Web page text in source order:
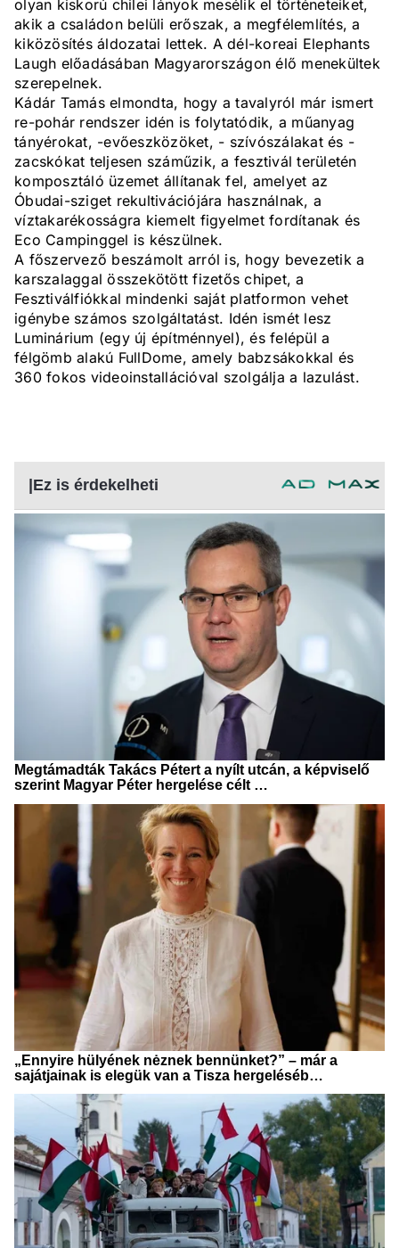
olyan kiskorú chilei lányok mesélik el történeteiket,
akik a családon belüli erőszak, a megfélemlítés, a
kiközösítés áldozatai lettek. A dél-koreai Elephants
Laugh előadásában Magyarországon élő menekültek
szerepelnek.
Kádár Tamás elmondta, hogy a tavalyról már ismert
re-pohár rendszer idén is folytatódik, a műanyag
tányérokat, -evőeszközöket, - szívószálakat és -
zacskókat teljesen száműzik, a fesztivál területén
komposztáló üzemet állítanak fel, amelyet az
Óbudai-sziget rekultivációjára használnak, a
víztakarékosságra kiemelt figyelmet fordítanak és
Eco Campinggel is készülnek.
A főszervező beszámolt arról is, hogy bevezetik a
karszalaggal összekötött fizetős chipet, a
Fesztiválfiókkal mindenki saját platformon vehet
igénybe számos szolgáltatást. Idén ismét lesz
Luminárium (egy új építménnyel), és felépül a
félgömb alakú FullDome, amely babzsákokkal és
360 fokos videoinstallációval szolgálja a lazulást.